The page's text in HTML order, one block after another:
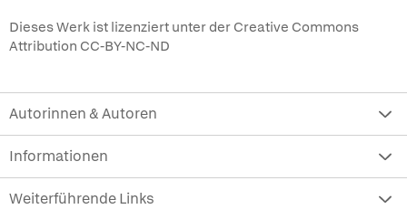
Dieses Werk ist lizenziert unter der Creative Commons
Attribution CC-BY-NC-ND
Autorinnen & Autoren
Informationen
Weiterführende Links